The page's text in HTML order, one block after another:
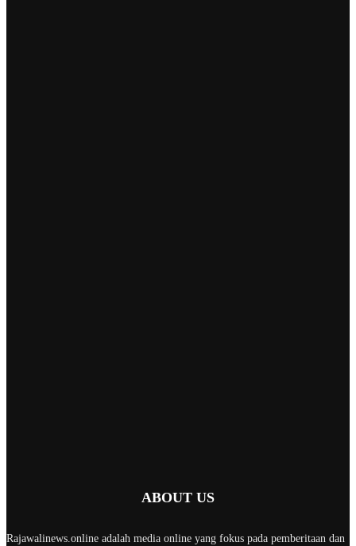
ABOUT US
Rajawalinews.online adalah media online yang fokus pada pemberitaan dan